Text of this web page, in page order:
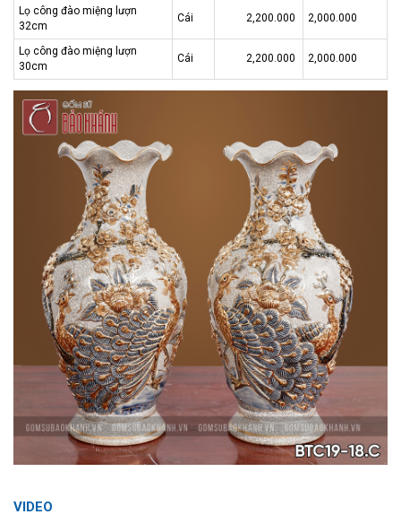
Lọ công đào miệng lượn
32cm
Cái 2,200.000 2,000.000
Lọ công đào miệng lượn
30cm
Cái 2,200.000 2,000.000
VIDEO